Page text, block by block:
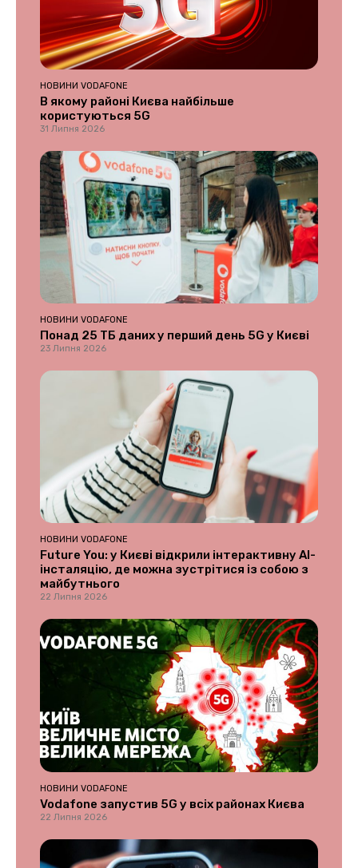
НОВИНИ VODAFONE
В якому районі Києва найбільше
користуються 5G
31 Липня 2026
НОВИНИ VODAFONE
Понад 25 ТБ даних у перший день 5G у Києві
23 Липня 2026
НОВИНИ VODAFONE
Future You: у Києві відкрили інтерактивну AI-
інсталяцію, де можна зустрітися із собою з
майбутнього
22 Липня 2026
НОВИНИ VODAFONE
Vodafone запустив 5G у всіх районах Києва
22 Липня 2026